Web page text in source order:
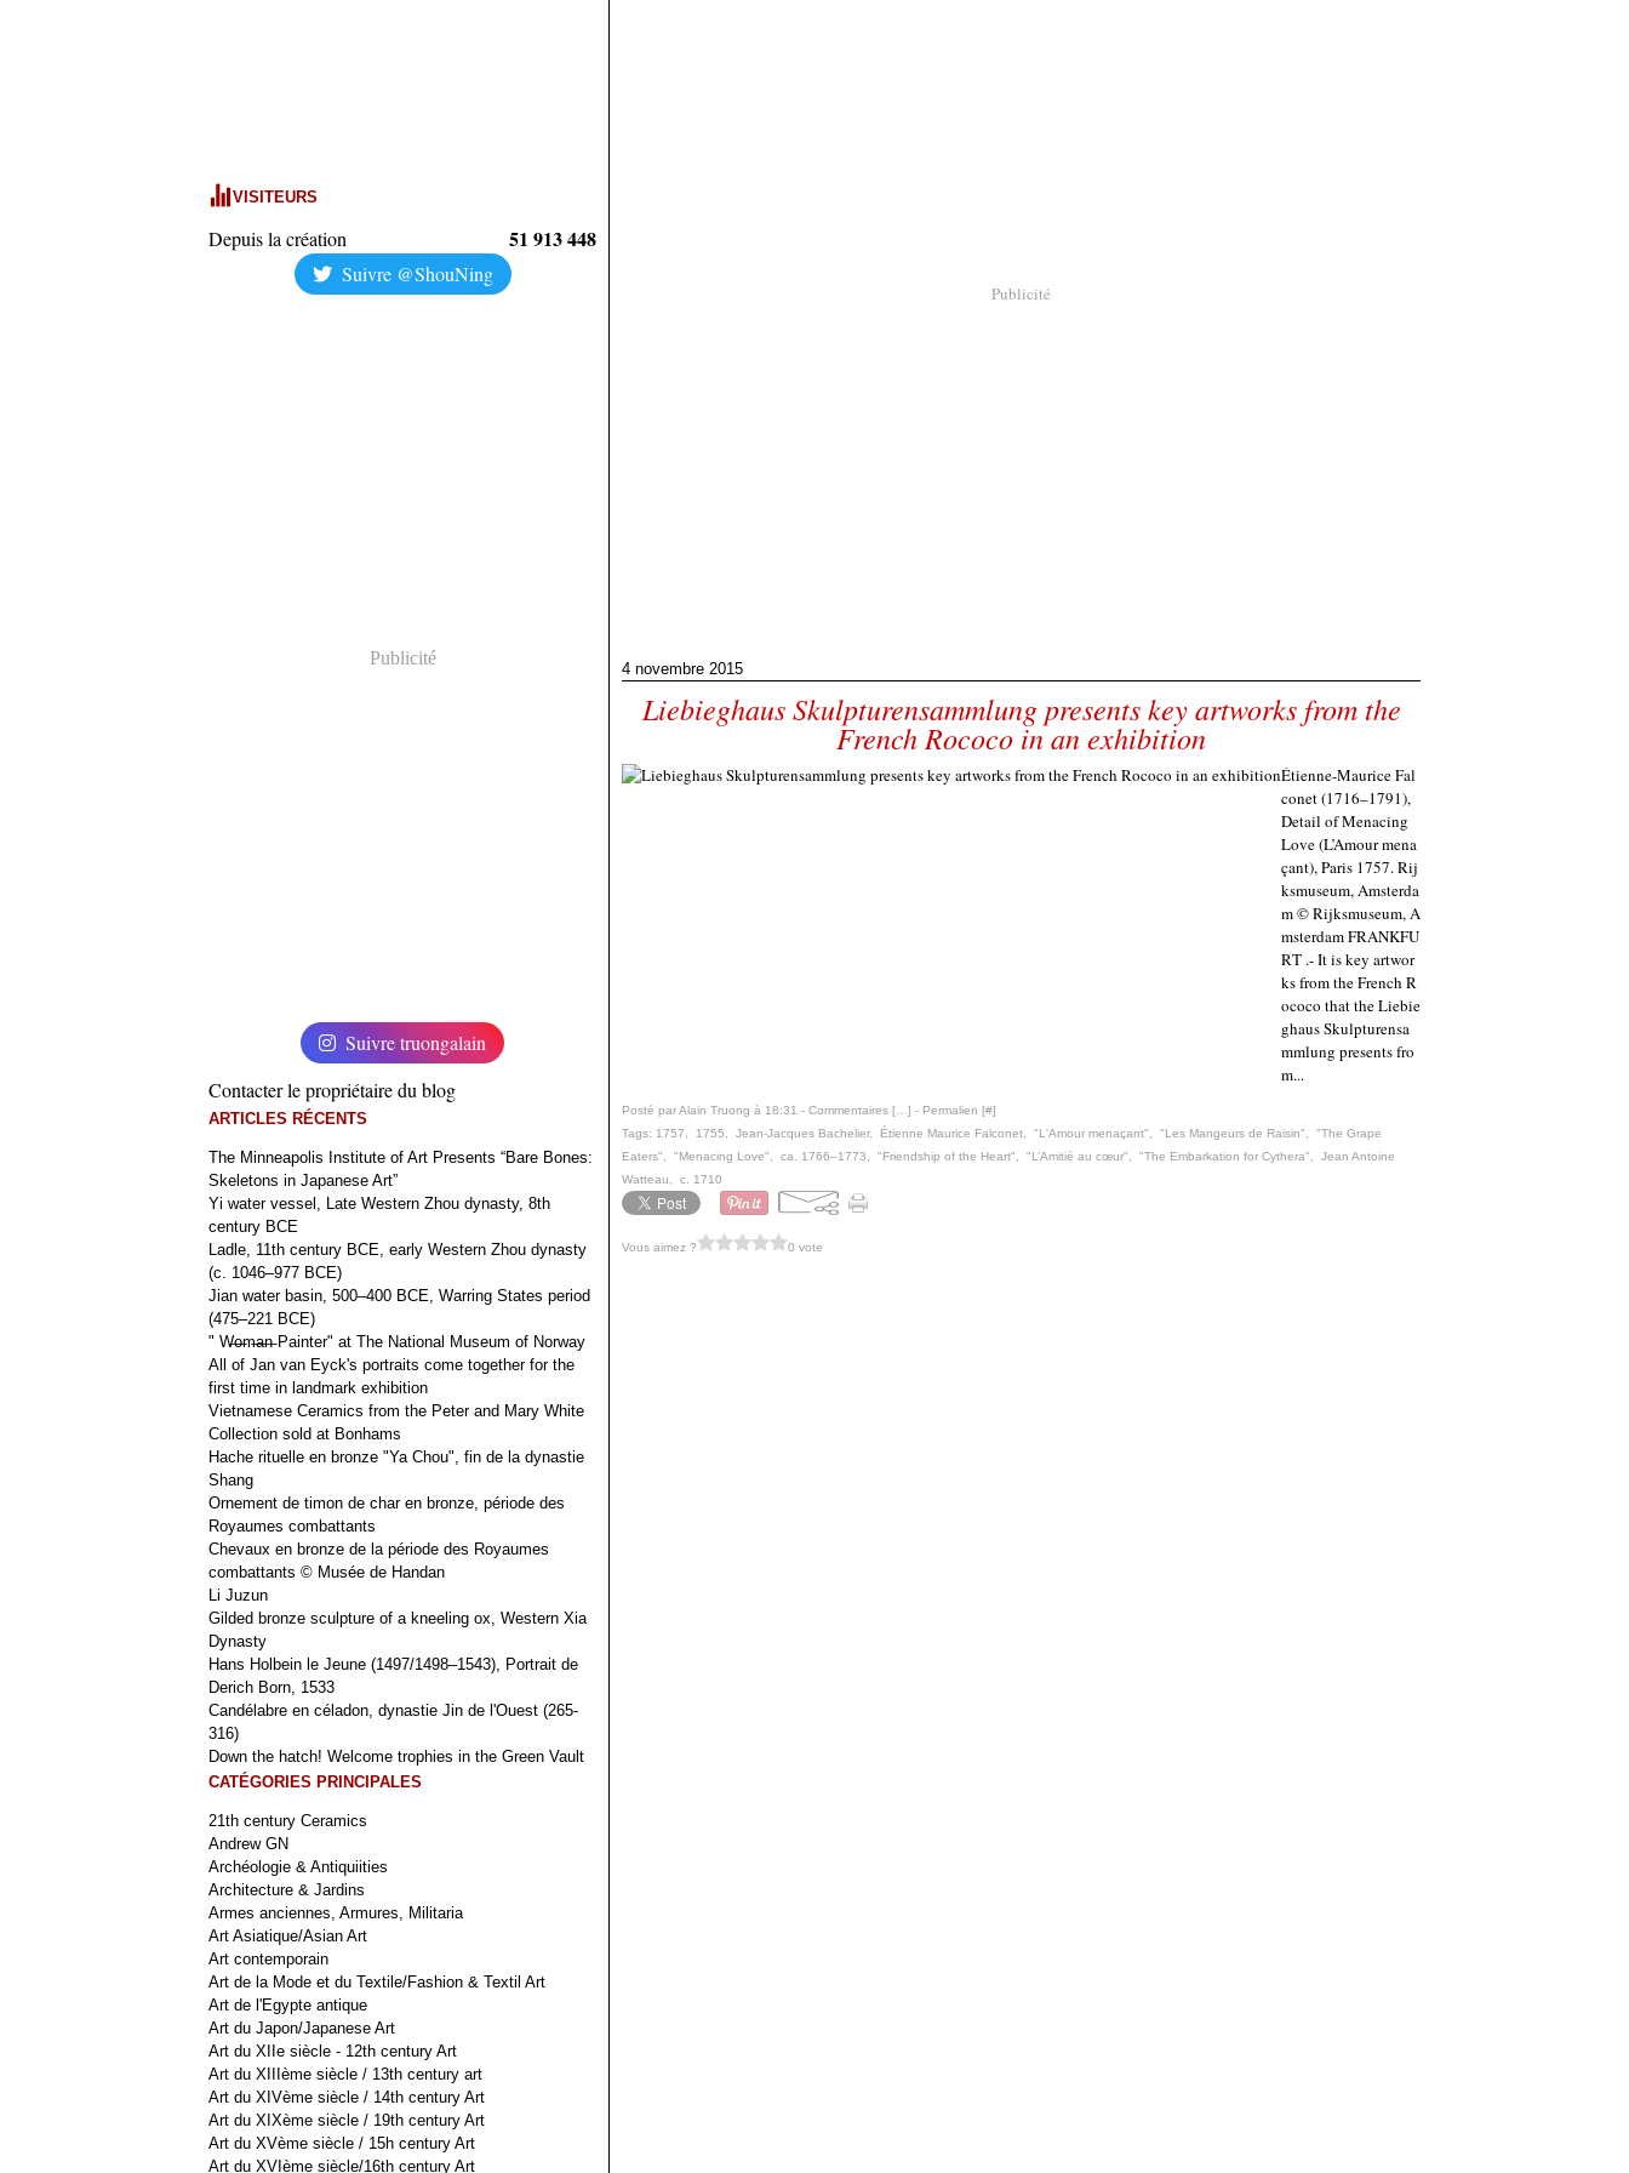
VISITEURS
Depuis la création 51 913 448
Suivre @ShouNing
Publicité
Suivre truongalain
Contacter le propriétaire du blog
ARTICLES RÉCENTS
The Minneapolis Institute of Art Presents “Bare Bones:
Skeletons in Japanese Art”
Yi water vessel, Late Western Zhou dynasty, 8th
century BCE
Ladle, 11th century BCE, early Western Zhou dynasty
(c. 1046–977 BCE)
Jian water basin, 500–400 BCE, Warring States period
(475–221 BCE)
" W̶o̶m̶a̶n̶ Painter" at The National Museum of Norway
All of Jan van Eyck's portraits come together for the
first time in landmark exhibition
Vietnamese Ceramics from the Peter and Mary White
Collection sold at Bonhams
Hache rituelle en bronze "Ya Chou", fin de la dynastie
Shang
Ornement de timon de char en bronze, période des
Royaumes combattants
Chevaux en bronze de la période des Royaumes
combattants © Musée de Handan
Li Juzun
Gilded bronze sculpture of a kneeling ox, Western Xia
Dynasty
Hans Holbein le Jeune (1497/1498–1543), Portrait de
Derich Born, 1533
Candélabre en céladon, dynastie Jin de l'Ouest (265-
316)
Down the hatch! Welcome trophies in the Green Vault
CATÉGORIES PRINCIPALES
21th century Ceramics
Andrew GN
Archéologie & Antiquiities
Architecture & Jardins
Armes anciennes, Armures, Militaria
Art Asiatique/Asian Art
Art contemporain
Art de la Mode et du Textile/Fashion & Textil Art
Art de l'Egypte antique
Art du Japon/Japanese Art
Art du XIIe siècle - 12th century Art
Art du XIIIème siècle / 13th century art
Art du XIVème siècle / 14th century Art
Art du XIXème siècle / 19th century Art
Art du XVème siècle / 15h century Art
Art du XVIème siècle/16th century Art
Publicité
4 novembre 2015
Liebieghaus Skulpturensammlung presents key artworks from the
French Rococo in an exhibition
Étienne-Maurice Fal
conet (1716–1791),
Detail of Menacing
Love (L’Amour mena
çant), Paris 1757. Rij
ksmuseum, Amsterda
m © Rijksmuseum, A
msterdam FRANKFU
RT .- It is key artwor
ks from the French R
ococo that the Liebie
ghaus Skulpturensa
mmlung presents fro
m...
Posté par Alain Truong à 18:31 - Commentaires [ ] - Permalien [#]
Tags: 1757 1755 Jean-Jacques Bachelier, Étienne Maurice Falconet "L'Amour menaçant" "Les Mangeurs de Raisin"
"The Grape
Eaters"
"Menacing Love" ca. 1766‒1773 "Friendship of the Heart" "L’Amitié au cœur" "The Embarkation for Cythera"
Jean Antoine
Watteau
c. 1710
Vous aimez ? 0 vote